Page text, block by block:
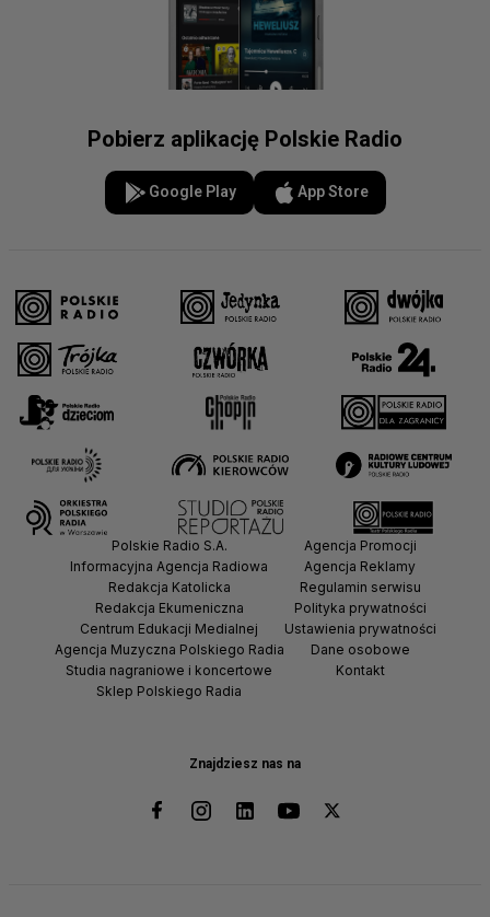
Pobierz aplikację Polskie Radio
Google Play App Store
Znajdziesz nas na
Polskie Radio S.A.
Informacyjna Agencja Radiowa
Redakcja Katolicka
Redakcja Ekumeniczna
Centrum Edukacji Medialnej
Agencja Muzyczna Polskiego Radia
Studia nagraniowe i koncertowe
Sklep Polskiego Radia
Agencja Promocji
Agencja Reklamy
Regulamin serwisu
Polityka prywatności
Ustawienia prywatności
Dane osobowe
Kontakt